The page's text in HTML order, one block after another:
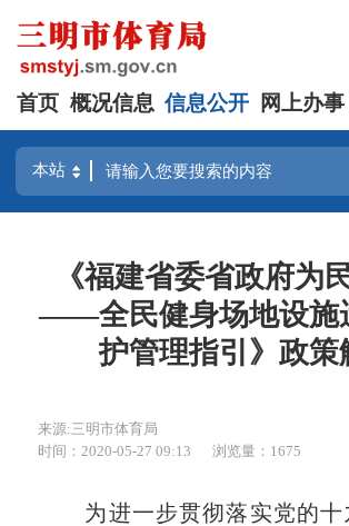
首页 概况信息 信息公开 网上办事
《福建省委省政府为
——全民健身场地设施
护管理指引》政策
来源:三明市体育局
时间：2020-05-27 09:13
浏览量：1675
为进一步贯彻落实党的十